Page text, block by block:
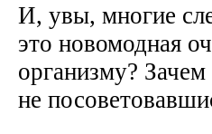
И, увы, многие
это новомодная
организму?
не